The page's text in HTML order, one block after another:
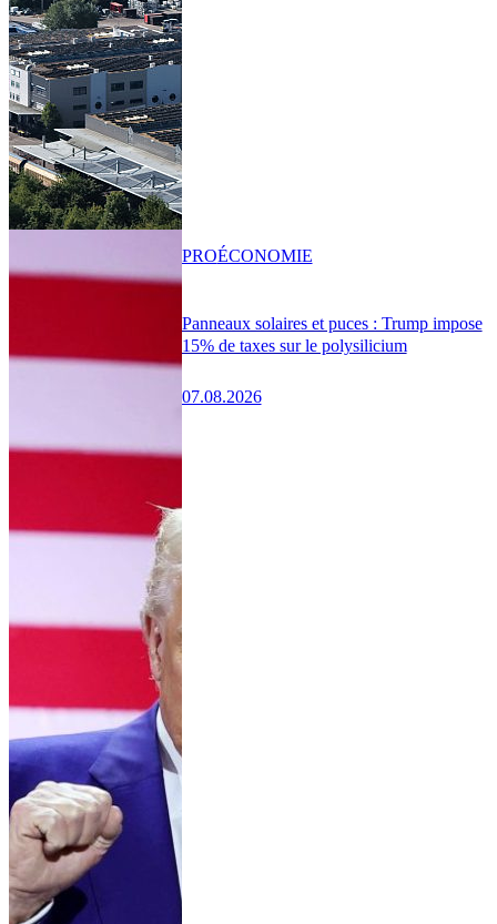
Panneaux solaires et puces : Trump impose
15% de taxes sur le polysilicium
07.08.2026
PROÉCONOMIE